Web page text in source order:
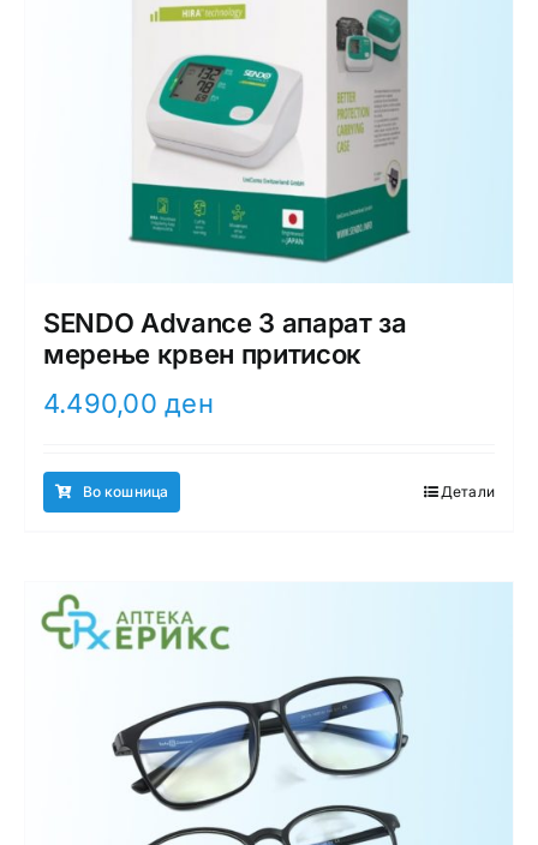
SENDO Advance 3 апарат за
мерење крвен притисок
4.490,00ден
Во кошница Детали